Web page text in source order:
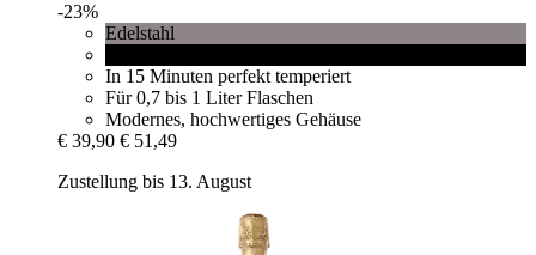
-23%
Edelstahl
In 15 Minuten perfekt temperiert
Für 0,7 bis 1 Liter Flaschen
Modernes, hochwertiges Gehäuse
€ 39,90 € 51,49
Zustellung bis 13. August